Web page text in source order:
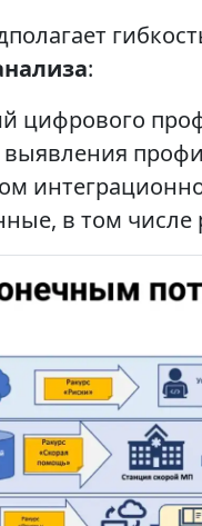
:
цифрового
выявления
в том числе